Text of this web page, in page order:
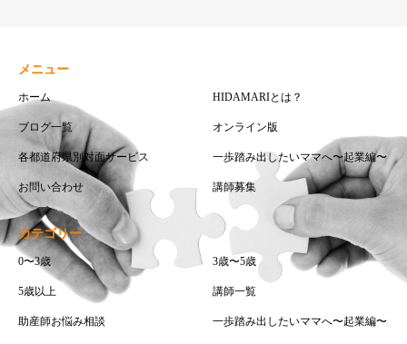
メニュー
ホーム HIDAMARIとは？
ブログ一覧 オンライン版
各都道府県別対面サービス 一歩踏み出したいママへ〜起業編〜
お問い合わせ 講師募集
カテゴリー
0〜3歳 3歳〜5歳
5歳以上 講師一覧
助産師お悩み相談 一歩踏み出したいママへ〜起業編〜